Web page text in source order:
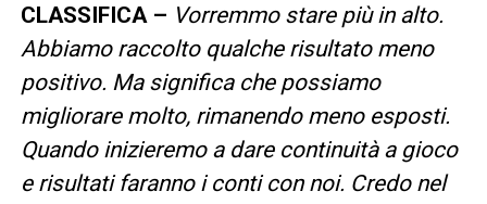
CLASSIFICA – Vorremmo stare più in alto.
Abbiamo raccolto qualche risultato meno
positivo. Ma significa che possiamo
migliorare molto, rimanendo meno esposti.
Quando inizieremo a dare continuità a gioco
e risultati faranno i conti con noi. Credo nel